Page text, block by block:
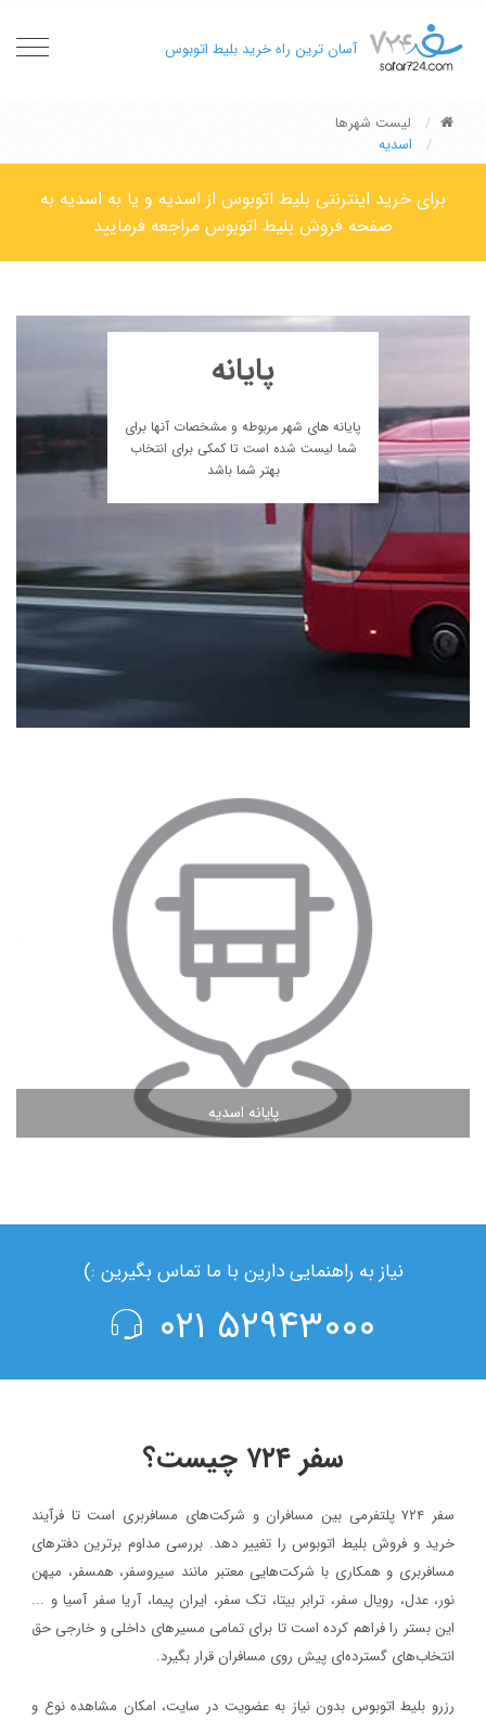
آسان ترین راه خرید بلیط اتوبوس
لیست شهرها
اسدیه
برای خرید اینترنتی بلیط اتوبوس از اسدیه و یا به اسدیه به
صفحه فروش بلیط اتوبوس مراجعه فرمایید
پایانه
پایانه های شهر مربوطه و مشخصات آنها برای
شما لیست شده است تا کمکی برای انتخاب
بهتر شما باشد
پایانه اسدیه
مشاهده ادامه مطلب
نیاز به راهنمایی دارین با ما تماس بگیرین :)
۵۲۹۴۳۰۰۰ ۰۲۱
سفر ۷۲۴ چیست؟
سفر ۷۲۴ پلتفرمی بین مسافران و شرکت‌های مسافربری است تا فرآیند
خرید و فروش بلیط اتوبوس را تغییر دهد. بررسی مداوم برترین دفترهای
مسافربری و همکاری با شرکت‌هایی معتبر مانند سیروسفر، همسفر، میهن‌
نور، عدل، رویال سفر، ترابر بیتا، تک سفر، ایران پیما، آریا سفر آسیا و ...
این بستر را فراهم کرده است تا برای تمامی مسیرهای داخلی و خارجی حق
انتخاب‌های گسترده‌ای پیش روی مسافران قرار بگیرد.
رزرو بلیط اتوبوس بدون نیاز به عضویت در سایت، امکان مشاهده نوع و